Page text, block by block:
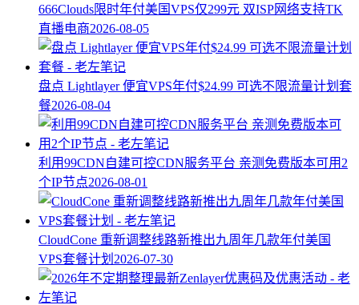
666Clouds限时年付美国VPS仅299元 双ISP网络支持TK
直播电商2026-08-05
盘点 Lightlayer 便宜VPS年付$24.99 可选不限流量计划套
餐2026-08-04
利用99CDN自建可控CDN服务平台 亲测免费版本可用2
个IP节点2026-08-01
CloudCone 重新调整线路新推出九周年几款年付美国
VPS套餐计划 2026-07-30